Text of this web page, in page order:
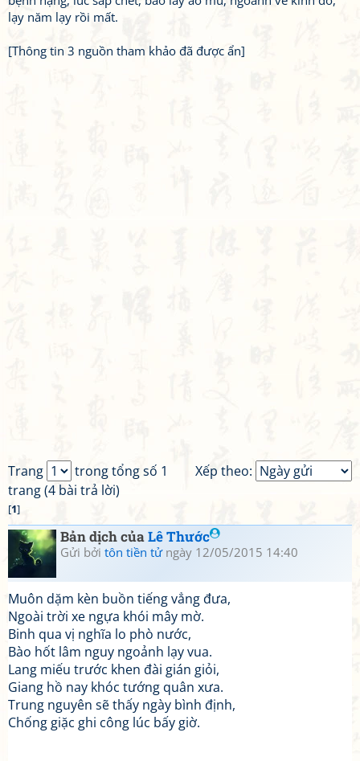
lạy năm lạy rồi mất.
[Thông tin 3 nguồn tham khảo đã được ẩn]
Xếp theo:
Trang
trong tổng số 1
trang (4 bài trả lời)
[1]
Bản dịch củaLê Thước
Gửi bởi tôn tiền tửngày 12/05/2015 14:40
Muôn dặm kèn buồn tiếng vẳng đưa,
Ngoài trời xe ngựa khói mây mờ.
Binh qua vị nghĩa lo phò nước,
Bào hốt lâm nguy ngoảnh lạy vua.
Lang miếu trước khen đài gián giỏi,
Giang hồ nay khóc tướng quân xưa.
Trung nguyên sẽ thấy ngày bình định,
Chống giặc ghi công lúc bấy giờ.